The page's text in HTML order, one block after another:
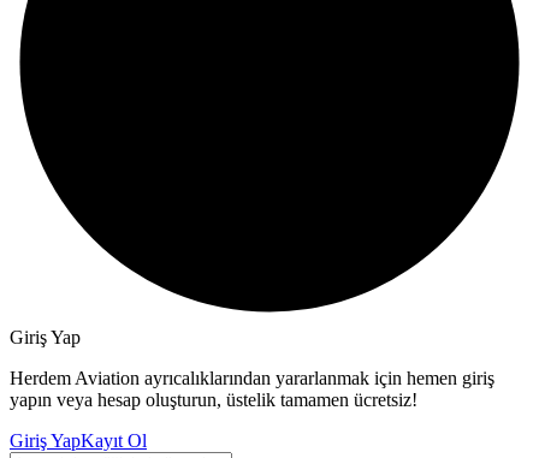
Giriş Yap
Herdem Aviation ayrıcalıklarından yararlanmak için hemen giriş
yapın veya hesap oluşturun, üstelik tamamen ücretsiz!
Giriş YapKayıt Ol